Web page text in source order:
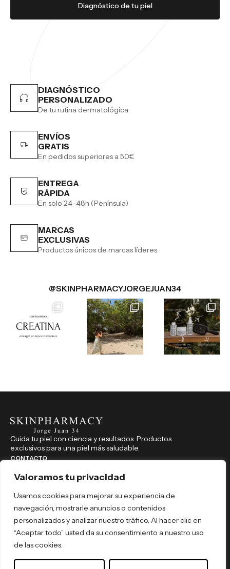
Valoramos tu privacidad
Usamos cookies para mejorar su experiencia de
navegación, mostrarle anuncios o contenidos
personalizados y analizar nuestro tráfico. Al hacer clic en
“Aceptar todo” usted da su consentimiento a nuestro uso
de las cookies.
Diagnóstico de tu piel
DIAGNÓSTICO
PERSONALIZADO
De tu rutina dermatológica
ENVÍOS
GRATIS
En pedidos superiores a 50€
ENTREGA
RÁPIDA
En solo 24-48h (Península)
MARCAS
EXCLUSIVAS
Productos únicos de marcas líderes
@SKINPHARMACYJORGEJUAN34
Cuida tu piel con ciencia y resultados. Productos
exclusivos para una piel más saludable.
CONTACTO
farmaciajorgejuan34@hotmail.com
Jorge Juan, 34, Madrid (Madrid), 28001
REDES SOCIALES
skinpharmacyjorgejuan34
skinpharmacyjorgejuan34
Por tipo de producto